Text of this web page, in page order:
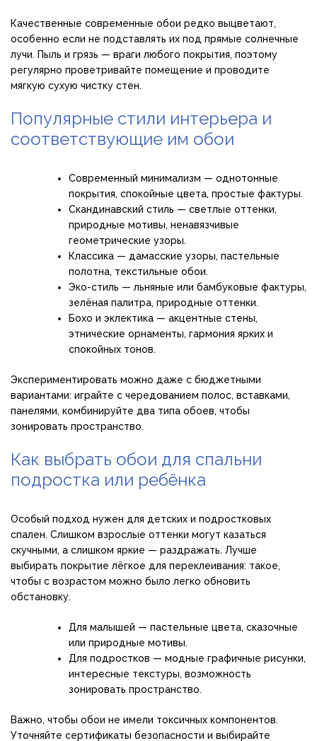
Качественные современные обои редко выцветают,
особенно если не подставлять их под прямые солнечные
лучи. Пыль и грязь — враги любого покрытия, поэтому
регулярно проветривайте помещение и проводите
мягкую сухую чистку стен.
Популярные стили интерьера и
соответствующие им обои
Современный минимализм — однотонные
покрытия, спокойные цвета, простые фактуры.
Скандинавский стиль — светлые оттенки,
природные мотивы, ненавязчивые
геометрические узоры.
Классика — дамасские узоры, пастельные
полотна, текстильные обои.
Эко-стиль — льняные или бамбуковые фактуры,
зелёная палитра, природные оттенки.
Бохо и эклектика — акцентные стены,
этнические орнаменты, гармония ярких и
спокойных тонов.
Экспериментировать можно даже с бюджетными
вариантами: играйте с чередованием полос, вставками,
панелями, комбинируйте два типа обоев, чтобы
зонировать пространство.
Как выбрать обои для спальни
подростка или ребёнка
Особый подход нужен для детских и подростковых
спален. Слишком взрослые оттенки могут казаться
скучными, а слишком яркие — раздражать. Лучше
выбирать покрытие лёгкое для переклеивания: такое,
чтобы с возрастом можно было легко обновить
обстановку.
Для малышей — пастельные цвета, сказочные
или природные мотивы.
Для подростков — модные графичные рисунки,
интересные текстуры, возможность
зонировать пространство.
Важно, чтобы обои не имели токсичных компонентов.
Уточняйте сертификаты безопасности и выбирайте